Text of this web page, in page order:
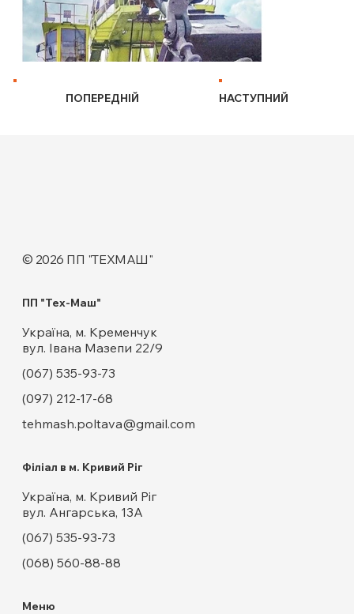
ПОПЕРЕДНІЙ НАСТУПНИЙ
© 2026 ПП "ТЕХМАШ"
ПП "Тех-Маш"
Україна, м. Кременчук
вул. Івана Мазепи 22/9
(067) 535-93-73
(097) 212-17-68
tehmash.poltava@gmail.com
Філіал в м. Кривий Ріг
Україна, м. Кривий Ріг
вул. Ангарська, 13А
(067) 535-93-73
(068) 560-88-88
Меню